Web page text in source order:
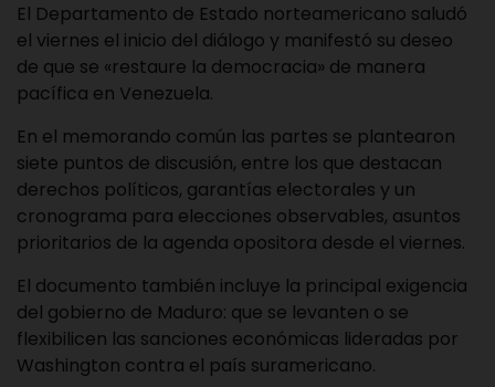
El Departamento de Estado norteamericano saludó
el viernes el inicio del diálogo y manifestó su deseo
de que se «restaure la democracia» de manera
pacífica en Venezuela.
En el memorando común las partes se plantearon
siete puntos de discusión, entre los que destacan
derechos políticos, garantías electorales y un
cronograma para elecciones observables, asuntos
prioritarios de la agenda opositora desde el viernes.
El documento también incluye la principal exigencia
del gobierno de Maduro: que se levanten o se
flexibilicen las sanciones económicas lideradas por
Washington contra el país suramericano.